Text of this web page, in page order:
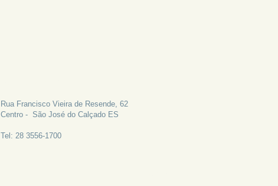
Rua Francisco Vieira de Resende, 62
Centro - São José do Calçado ES
Tel: 28 3556-1700